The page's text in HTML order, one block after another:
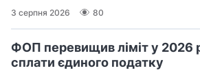
3 серпня 2026 80
ФОП перевищив ліміт у 2026
сплати єдиного податку